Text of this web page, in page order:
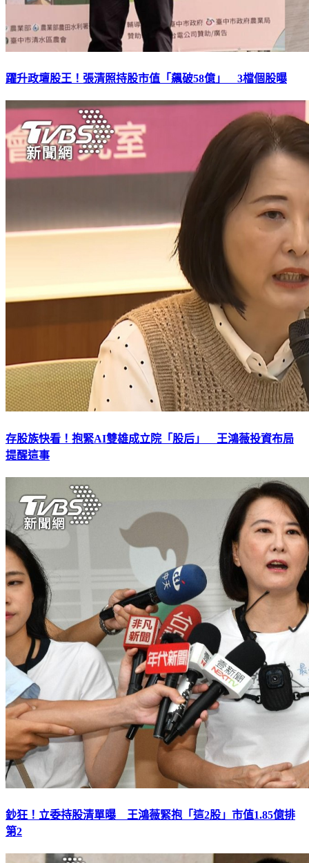
躍升政壇股王！張清照持股市值「飆破58億」 3檔個股曝
存股族快看！抱緊AI雙雄成立院「股后」 王鴻薇投資布局
提醒這事
鈔狂！立委持股清單曝 王鴻薇緊抱「這2股」市值1.85億排
第2